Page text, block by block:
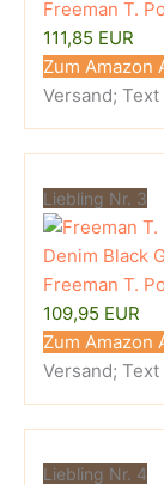
Freeman T.
111,85 EUR
Zum Amazon
Versand;
Liebling Nr. 3
Freeman T.
109,95 EUR
Zum Amazon
Versand;
Liebling Nr. 4